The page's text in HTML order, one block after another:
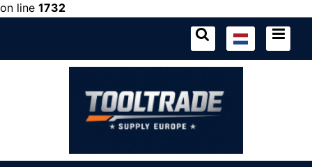
on line 1732